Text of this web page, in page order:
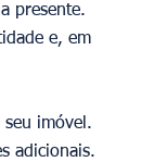
presente.
e, em
seu imóvel.
adicionais.